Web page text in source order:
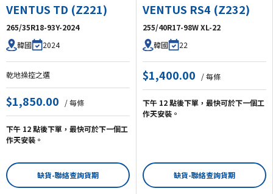
VENTUS TD (Z221)
265/35R18-93Y-2024
韓國
2024
乾地操控之選
$1,850.00 / 每條
下午 12 點後下單，最快可於下一個工
作天安裝。
缺貨-聯絡查詢貨期
VENTUS RS4 (Z232)
255/40R17-98W XL-22
韓國
22
$1,400.00 / 每條
下午 12 點後下單，最快可於下一個工
作天安裝。
缺貨-聯絡查詢貨期